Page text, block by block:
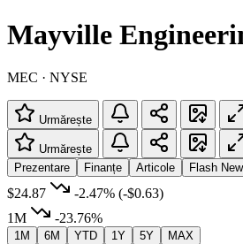
Mayville
MEC · NYSE
Urmărește
Urmărește
Prezentare
Finanțe Articole Flash
$24.87 -2.47% (-$0.63)
1M
-23.76%
1M 6M YTD 1Y 5Y MAX